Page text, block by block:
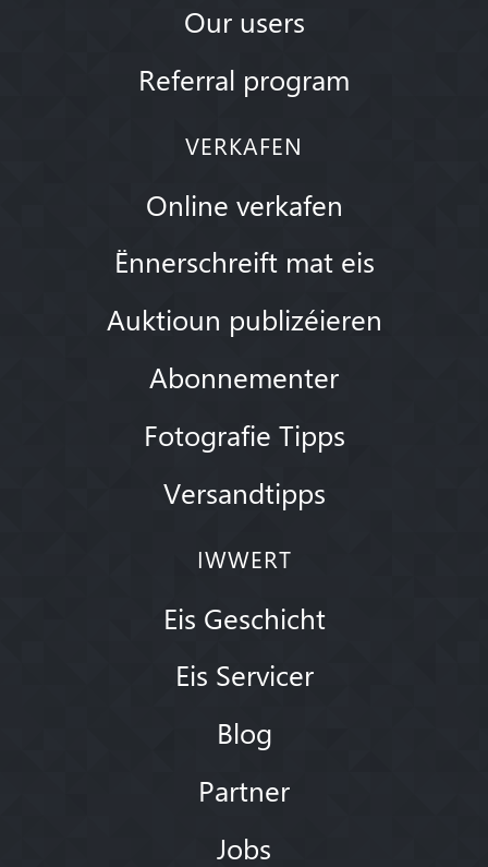
Our users
Referral program
VERKAFEN
Online verkafen
Ënnerschreift mat eis
Auktioun publizéieren
Abonnementer
Fotografie Tipps
Versandtipps
IWWERT
Eis Geschicht
Eis Servicer
Blog
Partner
Jobs